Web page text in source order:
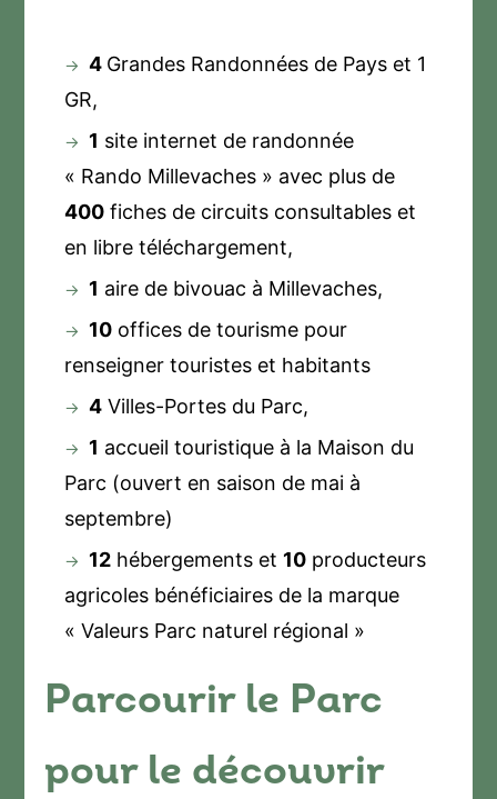
4 Grandes Randonnées de Pays et 1
GR,
1 site internet de randonnée
« Rando Millevaches » avec plus de
400 fiches de circuits consultables et
en libre téléchargement,
1 aire de bivouac à Millevaches,
10 offices de tourisme pour
renseigner touristes et habitants
4 Villes-Portes du Parc,
1 accueil touristique à la Maison du
Parc (ouvert en saison de mai à
septembre)
12 hébergements et 10 producteurs
agricoles bénéficiaires de la marque
« Valeurs Parc naturel régional »
Parcourir le Parc
pour le découvrir